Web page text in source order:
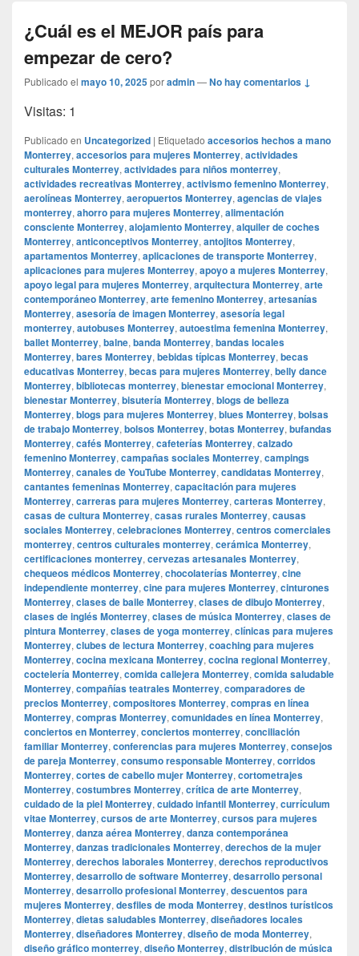
¿Cuál es el MEJOR país para
empezar de cero?
Publicado el mayo 10, 2025poradmin—No hay comentarios ↓
Visitas: 1
Publicado en Uncategorized | Etiquetado accesorios hechos a mano
Monterrey, accesorios para mujeres Monterrey, actividades
culturales Monterrey, actividades para niños monterrey,
actividades recreativas Monterrey, activismo femenino Monterrey,
aerolíneas Monterrey, aeropuertos Monterrey, agencias de viajes
monterrey, ahorro para mujeres Monterrey, alimentación
consciente Monterrey, alojamiento Monterrey, alquiler de coches
Monterrey, anticonceptivos Monterrey, antojitos Monterrey,
apartamentos Monterrey, aplicaciones de transporte Monterrey,
aplicaciones para mujeres Monterrey, apoyo a mujeres Monterrey,
apoyo legal para mujeres Monterrey, arquitectura Monterrey, arte
contemporáneo Monterrey, arte femenino Monterrey, artesanías
Monterrey, asesoría de imagen Monterrey, asesoría legal
monterrey, autobuses Monterrey, autoestima femenina Monterrey,
ballet Monterrey, balne, banda Monterrey, bandas locales
Monterrey, bares Monterrey, bebidas típicas Monterrey, becas
educativas Monterrey, becas para mujeres Monterrey, belly dance
Monterrey, bibliotecas monterrey, bienestar emocional Monterrey,
bienestar Monterrey, bisutería Monterrey, blogs de belleza
Monterrey, blogs para mujeres Monterrey, blues Monterrey, bolsas
de trabajo Monterrey, bolsos Monterrey, botas Monterrey, bufandas
Monterrey, cafés Monterrey, cafeterías Monterrey, calzado
femenino Monterrey, campañas sociales Monterrey, campings
Monterrey, canales de YouTube Monterrey, candidatas Monterrey,
cantantes femeninas Monterrey, capacitación para mujeres
Monterrey, carreras para mujeres Monterrey, carteras Monterrey,
casas de cultura Monterrey, casas rurales Monterrey, causas
sociales Monterrey, celebraciones Monterrey, centros comerciales
monterrey, centros culturales monterrey, cerámica Monterrey,
certificaciones monterrey, cervezas artesanales Monterrey,
chequeos médicos Monterrey, chocolaterías Monterrey, cine
independiente monterrey, cine para mujeres Monterrey, cinturones
Monterrey, clases de baile Monterrey, clases de dibujo Monterrey,
clases de inglés Monterrey, clases de música Monterrey, clases de
pintura Monterrey, clases de yoga monterrey, clínicas para mujeres
Monterrey, clubes de lectura Monterrey, coaching para mujeres
Monterrey, cocina mexicana Monterrey, cocina regional Monterrey,
coctelería Monterrey, comida callejera Monterrey, comida saludable
Monterrey, compañías teatrales Monterrey, comparadores de
precios Monterrey, compositores Monterrey, compras en línea
Monterrey, compras Monterrey, comunidades en línea Monterrey,
conciertos en Monterrey, conciertos monterrey, conciliación
familiar Monterrey, conferencias para mujeres Monterrey, consejos
de pareja Monterrey, consumo responsable Monterrey, corridos
Monterrey, cortes de cabello mujer Monterrey, cortometrajes
Monterrey, costumbres Monterrey, crítica de arte Monterrey,
cuidado de la piel Monterrey, cuidado infantil Monterrey, currículum
vitae Monterrey, cursos de arte Monterrey, cursos para mujeres
Monterrey, danza aérea Monterrey, danza contemporánea
Monterrey, danzas tradicionales Monterrey, derechos de la mujer
Monterrey, derechos laborales Monterrey, derechos reproductivos
Monterrey, desarrollo de software Monterrey, desarrollo personal
Monterrey, desarrollo profesional Monterrey, descuentos para
mujeres Monterrey, desfiles de moda Monterrey, destinos turísticos
Monterrey, dietas saludables Monterrey, diseñadores locales
Monterrey, diseñadores Monterrey, diseño de moda Monterrey,
diseño gráfico monterrey, diseño Monterrey, distribución de música